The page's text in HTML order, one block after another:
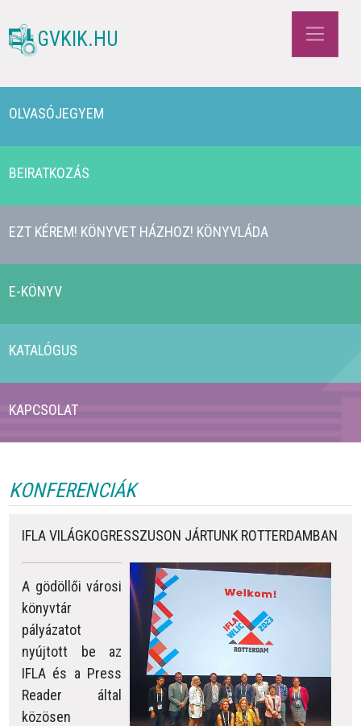
GVKIK.HU
OLVASÓJEGYEM
BEIRATKOZÁS
EZT KÉREM! KÖNYVET HÁZHOZ! KÖNYVLÁDA
E-KÖNYV
KATALÓGUS
KAPCSOLAT
KONFERENCIÁK
IFLA VILÁGKOGRESSZUSON JÁRTUNK ROTTERDAMBAN
A gödöllői városi
könyvtár
pályázatot
nyújtott be az
IFLA és a Press
Reader által
közösen